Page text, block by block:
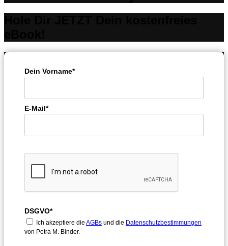
Dein Vorname*
E-Mail*
DSGVO*
Ich akzeptiere die AGBs und die Datenschutzbestimmungen
von Petra M. Binder.